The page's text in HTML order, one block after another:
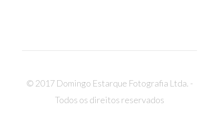
© 2017 Domingo Estarque Fotografia Ltda. -
Todos os direitos reservados